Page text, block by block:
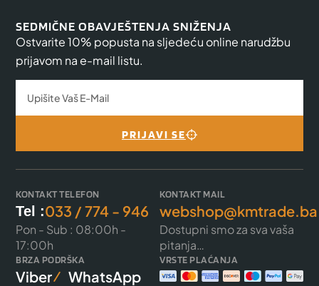
SEDMIČNE OBAVJEŠTENJA SNIŽENJA
Ostvarite 10% popusta na sljedeću online narudžbu
prijavom na e-mail listu.
PRIJAVI SE
KONTAKT TELEFON
Tel :033 / 774 - 946
Pon - Sub : 08:00h -
17:00h
KONTAKT MAIL
webshop@kmtrade.ba
Dostupni smo za sva vaša
pitanja…
BRZA PODRŠKA
Viber WhatsApp
VRSTE PLAĆANJA